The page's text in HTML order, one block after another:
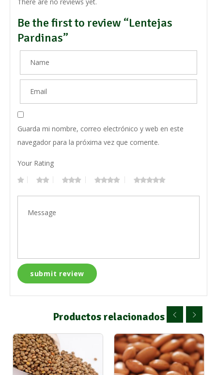
Be the first to review “Lentejas
Pardinas”
Guarda mi nombre, correo electrónico y web en este
navegador para la próxima vez que comente.
Your Rating
Productos relacionados